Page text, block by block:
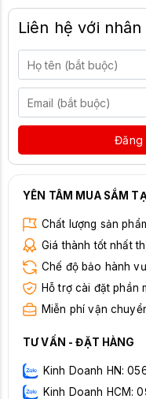
Liên hệ với
Đăng
YÊN TÂM MUA SẮM
Chất lượng sản
Giá thành tốt nhất
Chế độ bảo hành
Hỗ trợ cài đặt phần
Miễn phí vận
TƯ VẤN - ĐẶT HÀNG
Kinh Doanh HN:
Kinh Doanh HCM: